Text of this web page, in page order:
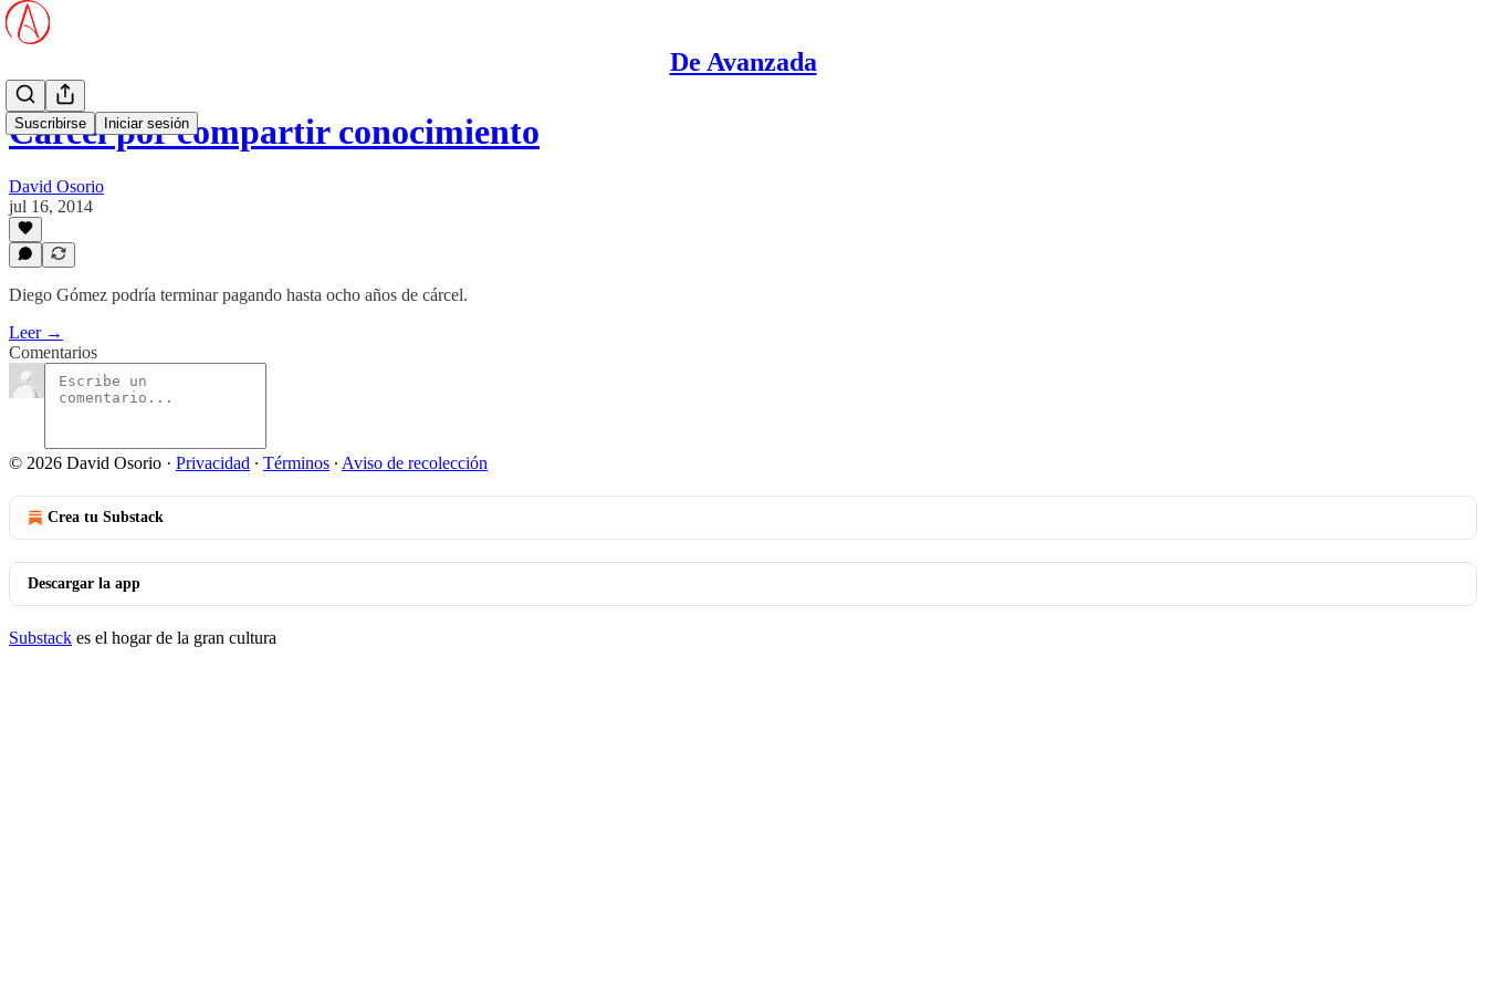
De Avanzada
Suscribirse Iniciar sesión
Cárcel por compartir conocimiento
David Osorio
jul 16, 2014
Diego Gómez podría terminar pagando hasta ocho años de cárcel.
Leer →
Comentarios
© 2026 David Osorio · Privacidad ∙ Términos ∙ Aviso de recolección
Crea tu Substack
Descargar la app
Substack es el hogar de la gran cultura